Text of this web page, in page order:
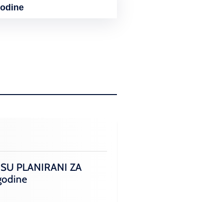
PLANIRANI ZA